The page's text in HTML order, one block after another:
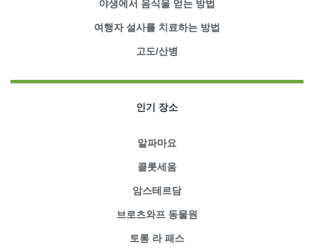
야생에서 음식을 얻는 방법
여행자 설사를 치료하는 방법
고도/산병
인기 장소
알파마요
콜롯세움
암스테르담
브로츠와프 동물원
토롱 라 패스